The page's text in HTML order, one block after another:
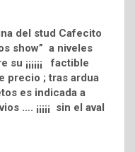
del stud Cafecito
show” a niveles
¡¡¡¡¡¡ factible
precio ; tras ardua
es indicada a
…. ¡¡¡¡¡ sin el aval